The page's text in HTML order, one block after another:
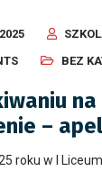
BEZ
na
–
roku w I Liceum